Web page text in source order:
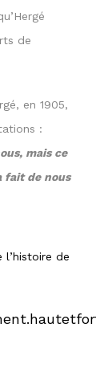
de
en 1905,
:
mais ce
fait de nous
l’histoire de